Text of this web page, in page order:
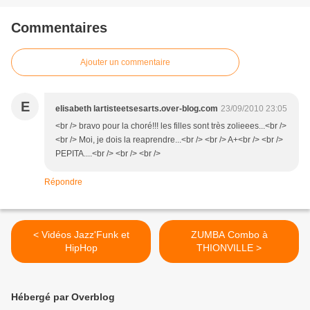
Commentaires
Ajouter un commentaire
E elisabeth lartisteetsesarts.over-blog.com 23/09/2010 23:05
<br /> bravo pour la choré!!! les filles sont très zolieees...<br />
<br /> Moi, je dois la reaprendre...<br /> <br /> A+<br /> <br />
PEPITA....<br /> <br /> <br />
Répondre
< Vidéos Jazz'Funk et
HipHop
ZUMBA Combo à
THIONVILLE >
Hébergé par Overblog